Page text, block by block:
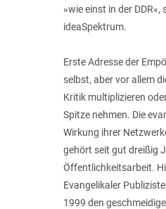
»wie einst in der
ideaSpektrum.
Erste Adresse der
selbst, aber vor allem
Kritik multiplizieren
Spitze nehmen. Die
Wirkung ihrer
gehört seit gut dreißig
Öffentlichkeitsarbeit.
Evangelikaler
1999 den